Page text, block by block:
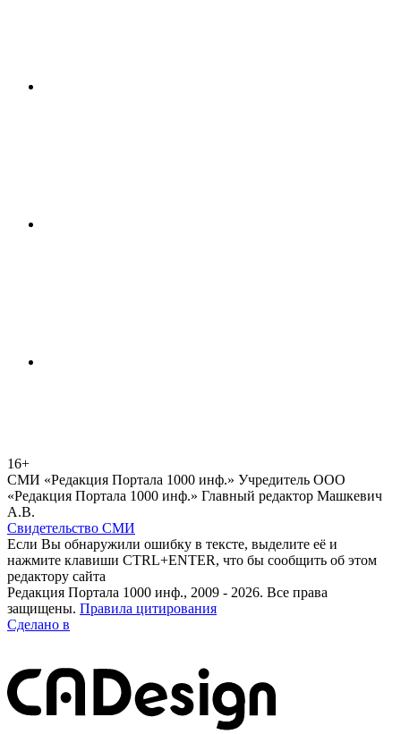
16+
СМИ «Редакция Портала 1000 инф.» Учредитель ООО
«Редакция Портала 1000 инф.» Главный редактор Машкевич
А.В.
Свидетельство СМИ
Если Вы обнаружили ошибку в тексте, выделите её и
нажмите клавиши CTRL+ENTER, что бы сообщить об этом
редактору сайта
Редакция Портала 1000 инф., 2009 - 2026. Все права
защищены. Правила цитирования
Сделано в